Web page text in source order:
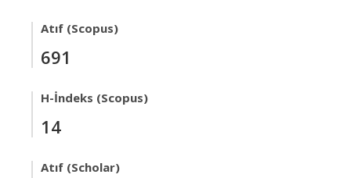
Atıf (Scopus)
691
H-İndeks (Scopus)
14
Atıf (Scholar)